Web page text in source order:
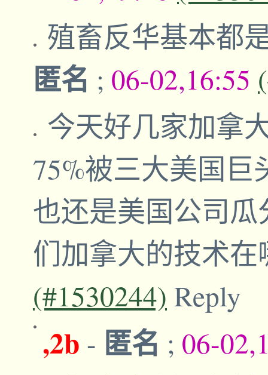
殖畜反华基本都
匿名 ; 06-02,16:55
今天好几家加拿
75%被三大美国巨
也还是美国公司
们加拿大的技术
(#1530244) Reply
,2b - 匿名 ; 06-